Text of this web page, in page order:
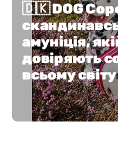
🇩🇰 DOG
амуніція,
довіряють
всьому світу